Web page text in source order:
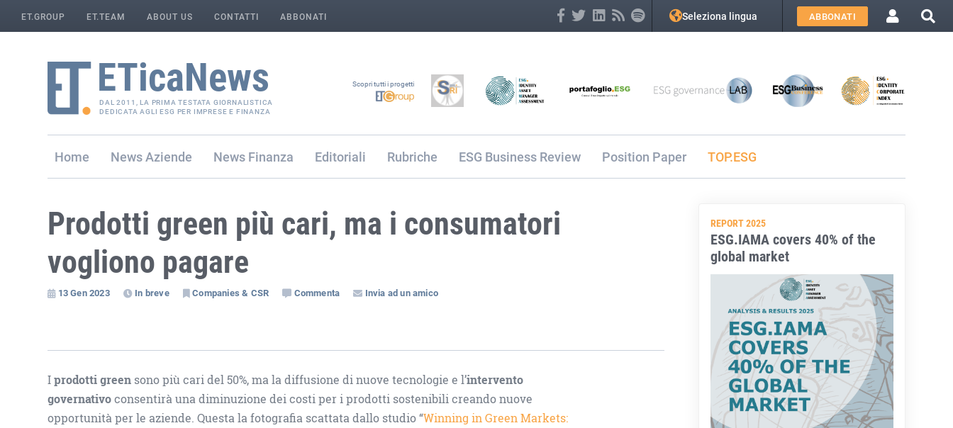
ET.GROUP ET.TEAM ABOUT US CONTATTI ABBONATI Seleziona lingua ABBONATI
DAL 2011, LA PRIMA TESTATA GIORNALISTICA
DEDICATA AGLI ESG PER IMPRESE E FINANZA
Scopri tutti i progetti
Home Aziende Finanza Editoriali Rubriche ESG Business Review Position Paper TOP.ESG
Prodotti green più cari, ma i consumatori
vogliono pagare
13 Gen 2023 In breve Companies & CSR Commenta Invia ad un amico
Iprodotti green sono più cari del 50%, ma la diffusione di nuove tecnologie e l’intervento
governativoconsentirà una diminuzione dei costi per i prodotti sostenibili creando nuove
opportunità per le aziende. Questa la fotografia scattata dallo studio “Winning in Green Markets:
REPORT 2025
ESG.IAMA covers 40% of the
global market